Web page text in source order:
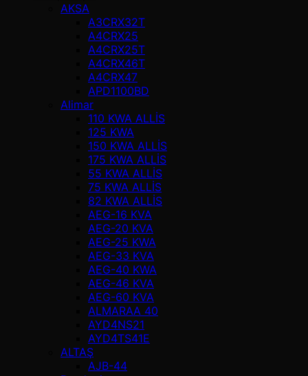
AKSA
A3CRX32T
A4CRX25
A4CRX25T
A4CRX46T
A4CRX47
APD1100BD
Alimar
110 KWA ALLİS
125 KWA
150 KWA ALLİS
175 KWA ALLİS
55 KWA ALLİS
75 KWA ALLİS
82 KWA ALLİS
AEG-16 KVA
AEG-20 KVA
AEG-25 KWA
AEG-33 KVA
AEG-40 KWA
AEG-46 KVA
AEG-60 KVA
ALMARAA 40
AYD4NS21
AYD4TS41E
ALTAŞ
AJB-44